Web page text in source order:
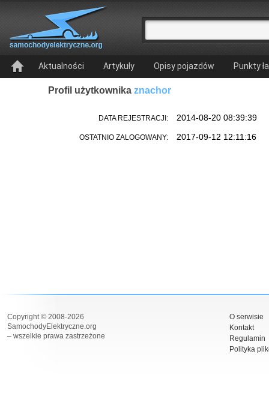
Aktualności Artykuły Opisy pojazdów Punkty
Profil użytkownika znachor
DATA REJESTRACJI: 2014-08-20 08:39:39
OSTATNIO ZALOGOWANY: 2017-09-12 12:11:16
Copyright © 2008-2026
SamochodyElektryczne.org
– wszelkie prawa zastrzeżone
O serwisie
Kontakt
Regulamin
Polityka